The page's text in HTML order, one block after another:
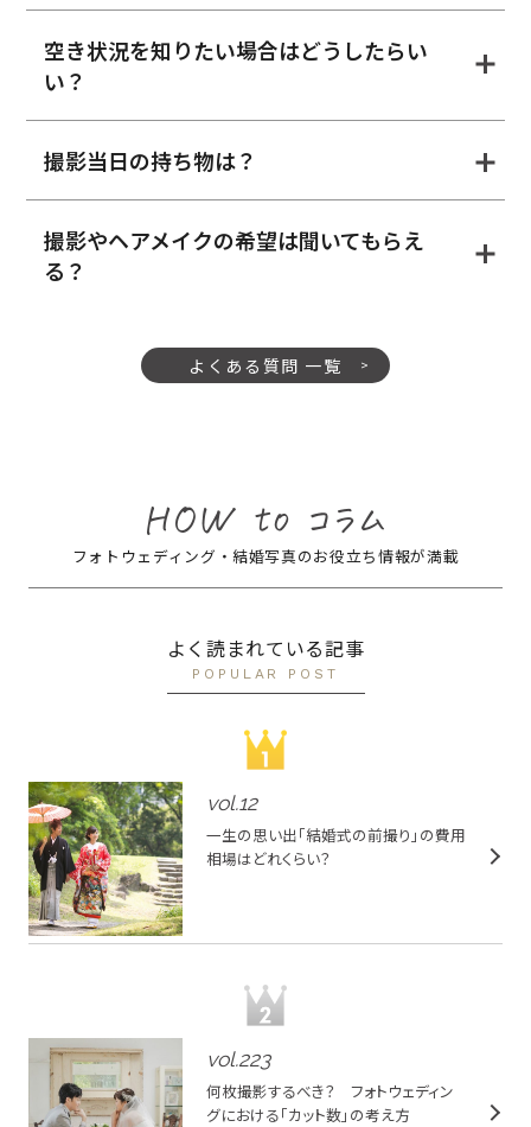
空き状況を知りたい場合はどうしたらい
い？
撮影当日の持ち物は？
撮影やヘアメイクの希望は聞いてもらえ
る？
よくある質問 一覧
フォトウェディング・結婚写真のお役立ち情報が満載
よく読まれている記事
POPULAR POST
vol.12
一生の思い出「結婚式の前撮り」の費用
相場はどれくらい？
vol.223
何枚撮影するべき？ フォトウェディン
グにおける「カット数」の考え方